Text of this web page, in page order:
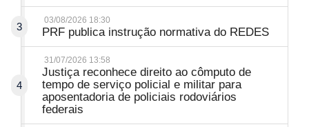
3
03/08/2026 18:30
PRF publica instrução normativa do REDES
4
31/07/2026 13:58
Justiça reconhece direito ao cômputo de
tempo de serviço policial e militar para
aposentadoria de policiais rodoviários
federais